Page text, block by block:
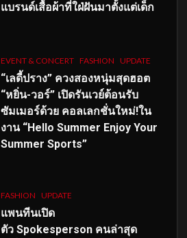
แบรนด์เสื้อผ้าที่ใฝ่ฝันมาตั้งแต่เด็ก
EVENT & CONCERT FASHION UPDATE
“เลดี้ปราง” ควงสองหนุ่มสุดฮอต
“หยิ่น-วอร์” เปิดรันเวย์ต้อนรับ
ซัมเมอร์ด้วย คอลเลกชั่นใหม่!ใน
งาน “Hello Summer Enjoy Your
Summer Sports”
FASHION UPDATE
แพนทีนเปิด
ตัว Spokesperson คนล่าสุด